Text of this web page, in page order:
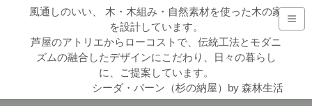
風通しのいい、 木・木組み・自然素材を使った木の家
を設計しています。
芦屋のアトリエからローコストで、伝統工法とモダニ
ズムの融合したデザインにこだわり、日々の暮らし
に、ご提案しています。
シーダ・バーン（杉の納屋）by 森林生活